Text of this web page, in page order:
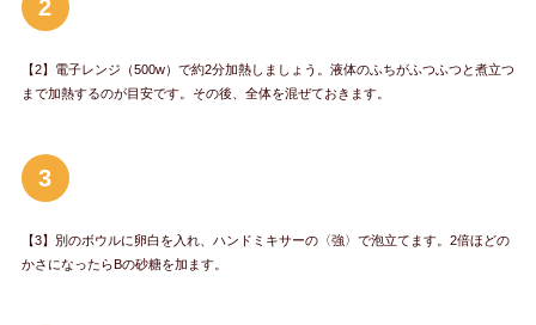
2
【2】電子レンジ（500w）で約2分加熱しましょう。液体のふちがふつふつと煮立つ
まで加熱するのが目安です。その後、全体を混ぜておきます。
3
【3】別のボウルに卵白を入れ、ハンドミキサーの〈強〉で泡立てます。2倍ほどの
かさになったらBの砂糖を加ます。